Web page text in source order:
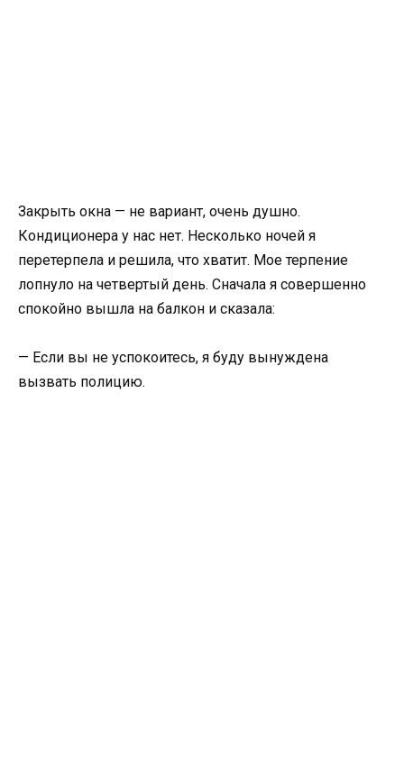
Закрыть окна — не вариант, очень душно.
Кондиционера у нас нет. Несколько ночей я
перетерпела и решила, что хватит. Мое терпение
лопнуло на четвертый день. Сначала я совершенно
спокойно вышла на балкон и сказала:
— Если вы не успокоитесь, я буду вынуждена
вызвать полицию.